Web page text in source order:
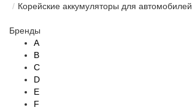
Корейские аккумуляторы для автомобилей
Бренды
A
B
C
D
E
F